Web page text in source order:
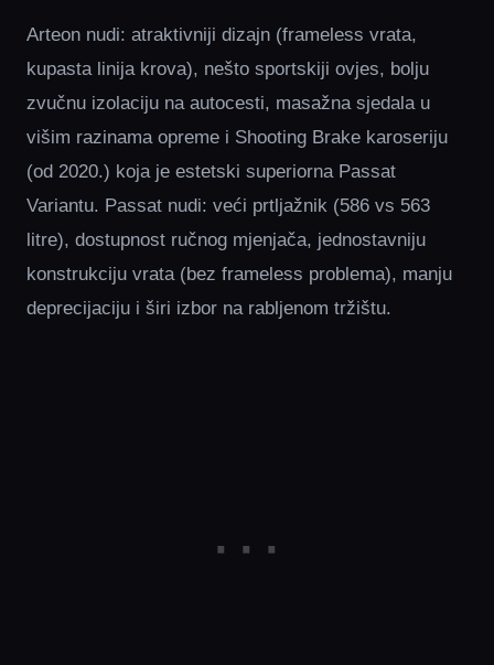
Arteon nudi: atraktivniji dizajn (frameless vrata,
kupasta linija krova), nešto sportskiji ovjes, bolju
zvučnu izolaciju na autocesti, masažna sjedala u
višim razinama opreme i Shooting Brake karoseriju
(od 2020.) koja je estetski superiorna Passat
Variantu. Passat nudi: veći prtljažnik (586 vs 563
litre), dostupnost ručnog mjenjača, jednostavniju
konstrukciju vrata (bez frameless problema), manju
deprecijaciju i širi izbor na rabljenom tržištu.